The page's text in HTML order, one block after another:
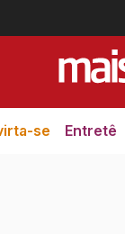
se Entretê